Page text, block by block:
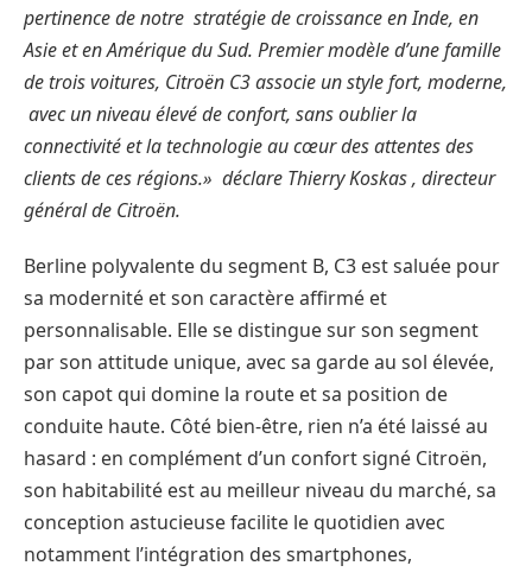
pertinence de notre stratégie de croissance en Inde, en
Asie et en Amérique du Sud. Premier modèle d’une famille
de trois voitures, Citroën C3 associe un style fort, moderne,
avec un niveau élevé de confort, sans oublier la
connectivité et la technologie au cœur des attentes des
clients de ces régions.» déclare Thierry Koskas , directeur
général de Citroën.
Berline polyvalente du segment B, C3 est saluée pour
sa modernité et son caractère affirmé et
personnalisable. Elle se distingue sur son segment
par son attitude unique, avec sa garde au sol élevée,
son capot qui domine la route et sa position de
conduite haute. Côté bien-être, rien n’a été laissé au
hasard : en complément d’un confort signé Citroën,
son habitabilité est au meilleur niveau du marché, sa
conception astucieuse facilite le quotidien avec
notamment l’intégration des smartphones,